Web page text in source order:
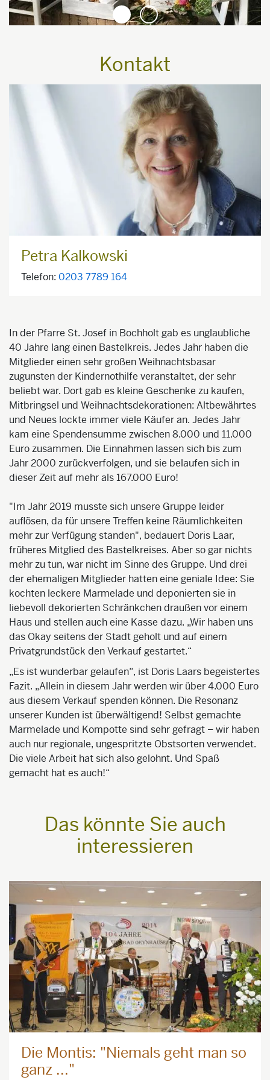
2
Kontakt
Petra Kalkowski
Telefon: 0203 7789 164
In der Pfarre St. Josef in Bochholt gab es unglaubliche
40 Jahre lang einen Bastelkreis. Jedes Jahr haben die
Mitglieder einen sehr großen Weihnachtsbasar
zugunsten der Kindernothilfe veranstaltet, der sehr
beliebt war. Dort gab es kleine Geschenke zu kaufen,
Mitbringsel und Weihnachtsdekorationen: Altbewährtes
und Neues lockte immer viele Käufer an. Jedes Jahr
kam eine Spendensumme zwischen 8.000 und 11.000
Euro zusammen. Die Einnahmen lassen sich bis zum
Jahr 2000 zurückverfolgen, und sie belaufen sich in
dieser Zeit auf mehr als 167.000 Euro!
"Im Jahr 2019 musste sich unsere Gruppe leider
auflösen, da für unsere Treffen keine Räumlichkeiten
mehr zur Verfügung standen", bedauert Doris Laar,
früheres Mitglied des Bastelkreises. Aber so gar nichts
mehr zu tun, war nicht im Sinne des Gruppe. Und drei
der ehemaligen Mitglieder hatten eine geniale Idee: Sie
kochten leckere Marmelade und deponierten sie in
liebevoll dekorierten Schränkchen draußen vor einem
Haus und stellen auch eine Kasse dazu. „Wir haben uns
das Okay seitens der Stadt geholt und auf einem
Privatgrundstück den Verkauf gestartet.“
„Es ist wunderbar gelaufen“, ist Doris Laars begeistertes
Fazit. „Allein in diesem Jahr werden wir über 4.000 Euro
aus diesem Verkauf spenden können. Die Resonanz
unserer Kunden ist überwältigend! Selbst gemachte
Marmelade und Kompotte sind sehr gefragt – wir haben
auch nur regionale, ungespritzte Obstsorten verwendet.
Die viele Arbeit hat sich also gelohnt. Und Spaß
gemacht hat es auch!“
Das könnte Sie auch
interessieren
Die Montis: "Niemals geht man so
ganz ..."